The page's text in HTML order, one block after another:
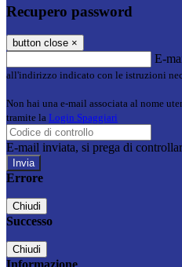
Recupero password
button close ×
E-
all'indirizzo indicato con le istruzioni
Non hai una e-mail associata al nome
tramite la Login Spaggiari
E-mail inviata, si prega di
Errore
Chiudi
Successo
Chiudi